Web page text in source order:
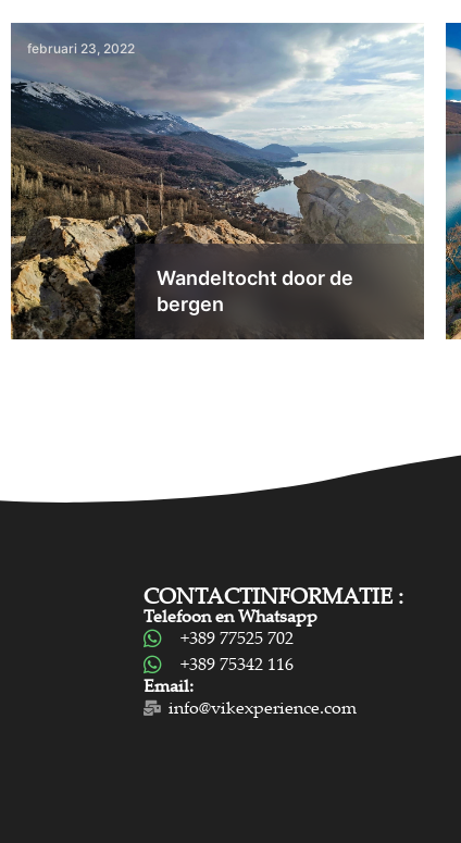
februari 23, 2022
Wandeltocht door de
bergen
CONTACTINFORMATIE :
Telefoon en Whatsapp
+389 77525 702
+389 75342 116
Email:
info@vikexperience.com